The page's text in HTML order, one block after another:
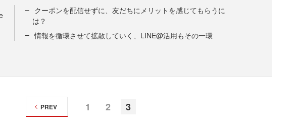
クーポンを配信せずに、友だちにメリットを感じてもらうに
は？
情報を循環させて拡散していく、LINE@活用もその一環
1 2 3
PREV